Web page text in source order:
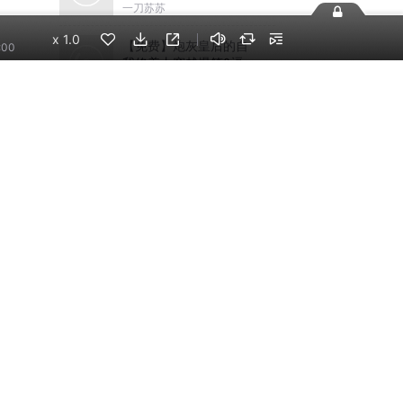
文｜VIP免费多人有声剧
一刀苏苏
【免费】炮灰皇后的自
我修养丨穿越爆笑&逗比
x 1.0